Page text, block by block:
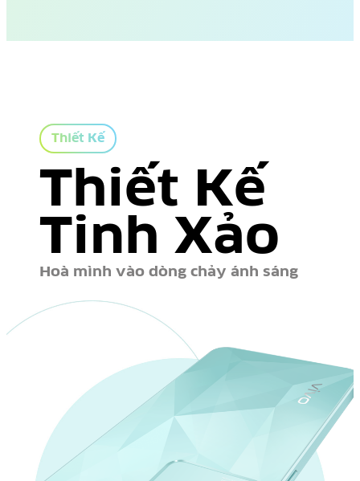
Thiết Kế
Thiết Kế
Tinh Xảo
Hoà mình vào dòng chảy ánh sáng